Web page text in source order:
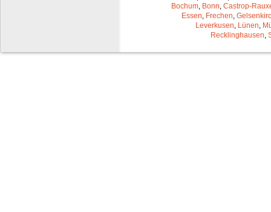
Bochum, Bonn, Castrop-
Essen, Frechen,
Leverkusen, Lünen,
Recklinghausen,